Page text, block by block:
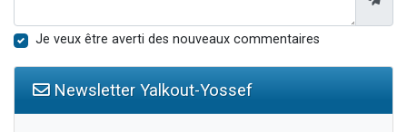
Je veux être averti des nouveaux commentaires
Newsletter Yalkout-Yossef